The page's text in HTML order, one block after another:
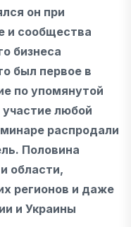
он при
и сообщества
бизнеса
был первое в
по упомянутой
любой
распродали
Половина
области,
регионов и даже
и Украины